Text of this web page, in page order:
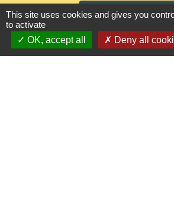
Contact par
Horaires
This site uses cookies and gives you
to activate
OK, accept all
Deny all